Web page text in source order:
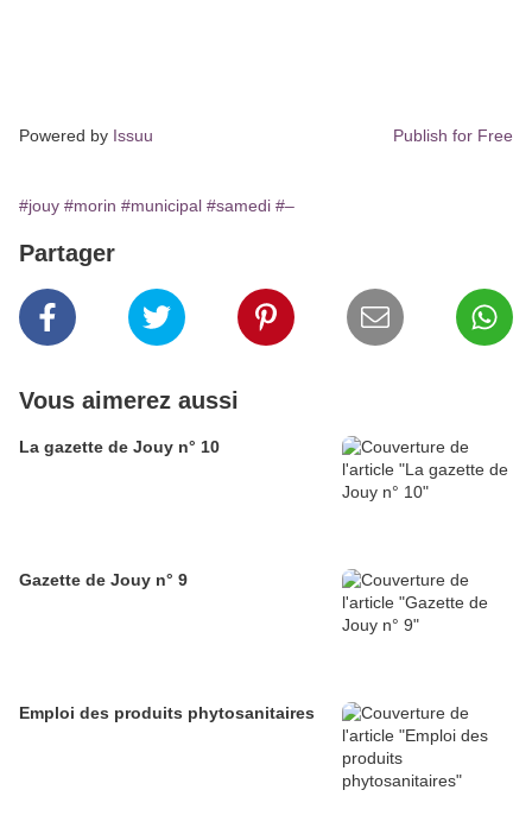
Powered by Issuu Publish for Free
#jouy #morin #municipal #samedi #–
Partager
Vous aimerez aussi
La gazette de Jouy n° 10
Gazette de Jouy n° 9
Emploi des produits phytosanitaires